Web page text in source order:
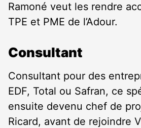
Ramoné veut les rendre
TPE et PME de l’Adour.
Consultant
Consultant pour des
EDF, Total ou Safran, ce
ensuite devenu chef de
Ricard, avant de rejoindre